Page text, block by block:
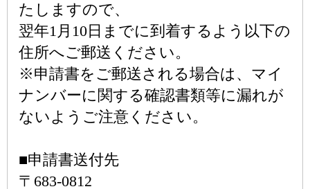
たしますので、
翌年1月10日までに到着するよう以下の
住所へご郵送ください。
※申請書をご郵送される場合は、マイ
ナンバーに関する確認書類等に漏れが
ないようご注意ください。
■申請書送付先
〒683-0812